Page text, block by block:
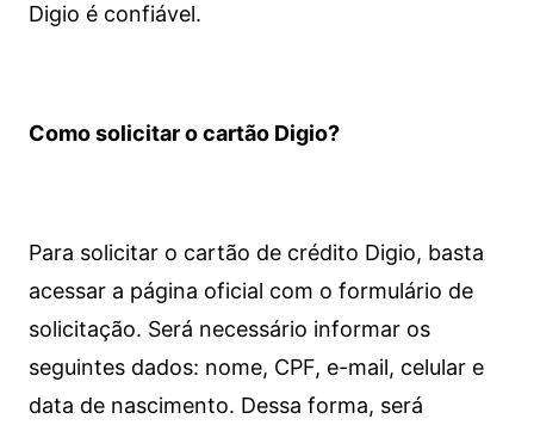
Digio é confiável.
Como solicitar o cartão Digio?
Para solicitar o cartão de crédito Digio, basta
acessar a página oficial com o formulário de
solicitação. Será necessário informar os
seguintes dados: nome, CPF, e-mail, celular e
data de nascimento. Dessa forma, será